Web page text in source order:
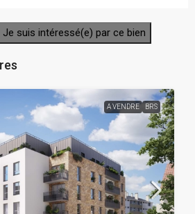
Je suis intéressé(e) par ce bien
A VENDRE BRS